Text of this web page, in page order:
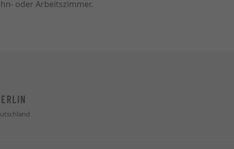
oder Arbeitszimmer.